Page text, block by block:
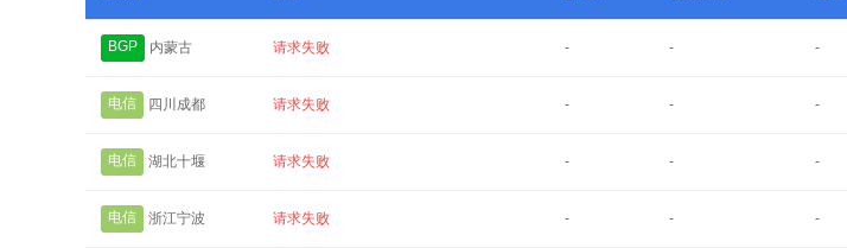
BGP 内蒙古 请求失败 - - -
电信 四川成都 请求失败 - - -
电信 湖北十堰 请求失败 - - -
电信 浙江宁波 请求失败 - - -